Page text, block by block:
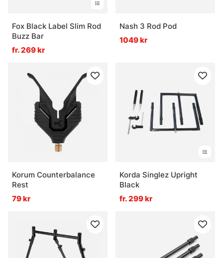
Fox Black Label Slim Rod
Buzz Bar
fr. 269 kr
Nash 3 Rod Pod
1049 kr
Korum Counterbalance
Rest
79 kr
Korda Singlez Upright
Black
fr. 299 kr